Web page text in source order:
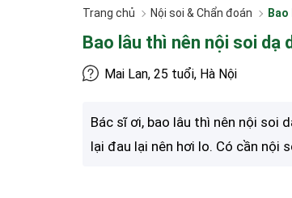
Trang chủ Nội soi & Chẩn đoán
Bao lâu thì nên nội soi dạ
Mai Lan, 25 tuổi, Hà Nội
Bác sĩ ơi, bao lâu thì nên nội soi
lại đau lại nên hơi lo. Có cần nội